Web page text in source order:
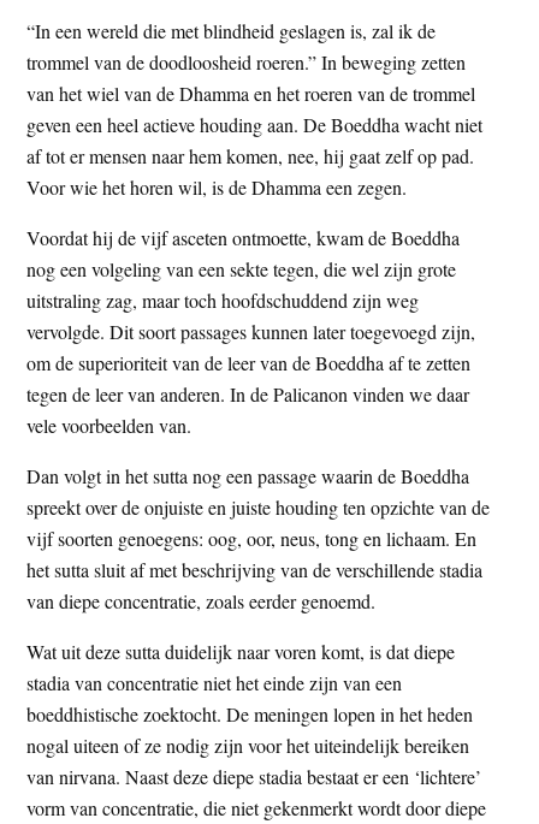
“In een wereld die met blindheid geslagen is, zal ik de
trommel van de doodloosheid roeren.” In beweging zetten
van het wiel van de Dhamma en het roeren van de trommel
geven een heel actieve houding aan. De Boeddha wacht niet
af tot er mensen naar hem komen, nee, hij gaat zelf op pad.
Voor wie het horen wil, is de Dhamma een zegen.
Voordat hij de vijf asceten ontmoette, kwam de Boeddha
nog een volgeling van een sekte tegen, die wel zijn grote
uitstraling zag, maar toch hoofdschuddend zijn weg
vervolgde. Dit soort passages kunnen later toegevoegd zijn,
om de superioriteit van de leer van de Boeddha af te zetten
tegen de leer van anderen. In de Palicanon vinden we daar
vele voorbeelden van.
Dan volgt in het sutta nog een passage waarin de Boeddha
spreekt over de onjuiste en juiste houding ten opzichte van de
vijf soorten genoegens: oog, oor, neus, tong en lichaam. En
het sutta sluit af met beschrijving van de verschillende stadia
van diepe concentratie, zoals eerder genoemd.
Wat uit deze sutta duidelijk naar voren komt, is dat diepe
stadia van concentratie niet het einde zijn van een
boeddhistische zoektocht. De meningen lopen in het heden
nogal uiteen of ze nodig zijn voor het uiteindelijk bereiken
van nirvana. Naast deze diepe stadia bestaat er een ‘lichtere’
vorm van concentratie, die niet gekenmerkt wordt door diepe